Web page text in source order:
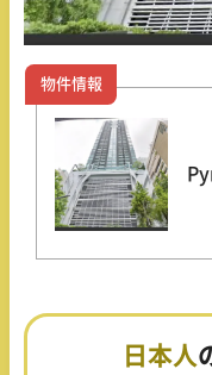
物件情報
日本人